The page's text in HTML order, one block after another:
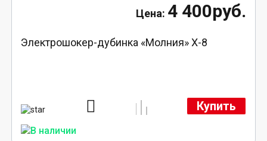
4 400руб.
Электрошокер-дубинка «Молния» Х-8
Купить